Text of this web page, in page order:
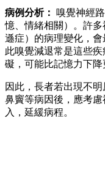
病例分析： 嗅覺神經
憶、情緒相關）。許
遜症）的病理變化，
此嗅覺減退常是這些
礙，可能比記憶力下降
因此，長者若出現不
鼻竇等病因後，應考
入，延緩病程。